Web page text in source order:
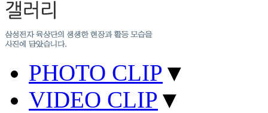
PHOTO CLIP ▼
VIDEO CLIP ▼